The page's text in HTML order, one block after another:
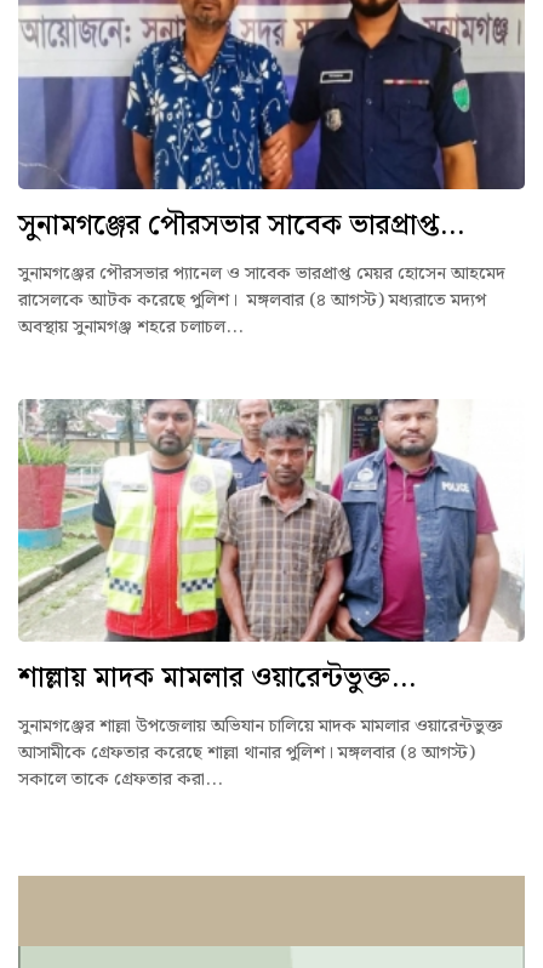
সুনামগঞ্জের পৌরসভার সাবেক ভারপ্রাপ্ত...
সুনামগঞ্জের পৌরসভার প্যানেল ও সাবেক ভারপ্রাপ্ত মেয়র হোসেন আহমেদ
রাসেলকে আটক করেছে পুলিশ। মঙ্গলবার (৪ আগস্ট) মধ্যরাতে মদ্যপ
অবস্থায় সুনামগঞ্জ শহরে চলাচল...
শাল্লায় মাদক মামলার ওয়ারেন্টভুক্ত...
সুনামগঞ্জের শাল্লা উপজেলায় অভিযান চালিয়ে মাদক মামলার ওয়ারেন্টভুক্ত
আসামীকে গ্রেফতার করেছে শাল্লা থানার পুলিশ। মঙ্গলবার (৪ আগস্ট)
সকালে তাকে গ্রেফতার করা...